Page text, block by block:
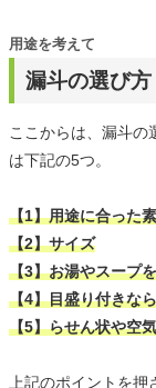
漏斗の選び方
用途を考えて
ここからは、漏斗の
は下記の5つ。
【1】用途に合った
【2】サイズ
【3】お湯やスープ
【4】目盛り付きな
【5】らせん状や空
上記のポイントを押